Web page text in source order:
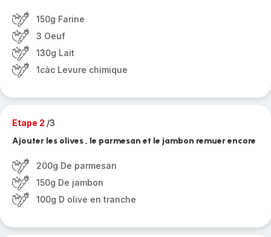
150g Farine
3 Oeuf
130g Lait
1càc Levure chimique
Etape 2 /3
Ajouter les olives , le parmesan et le jambon remuer encore
200g De parmesan
150g De jambon
100g D olive en tranche